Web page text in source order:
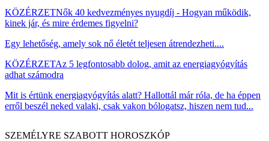
KÖZÉRZETNők 40 kedvezményes nyugdíj - Hogyan működik,
kinek jár, és mire érdemes figyelni?
Egy lehetőség, amely sok nő életét teljesen átrendezheti....
KÖZÉRZETAz 5 legfontosabb dolog, amit az energiagyógyítás
adhat számodra
Mit is értünk energiagyógyítás alatt? Hallottál már róla, de ha éppen
erről beszél neked valaki, csak vakon bólogatsz, hiszen nem tud...
SZEMÉLYRE SZABOTT HOROSZKÓP